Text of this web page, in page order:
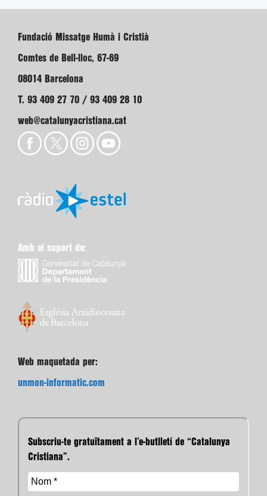
Fundació Missatge Humà i Cristià
Comtes de Bell-lloc, 67-69
08014 Barcelona
T. 93 409 27 70 / 93 409 28 10
web@catalunyacristiana.cat
Amb el suport de:
Web maquetada per:
unmon-informatic.com
Subscriu-te gratuïtament a l’e-butlletí de “Catalunya
Cristiana”.